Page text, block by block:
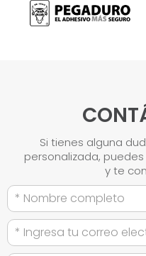
Si tienes alguna
personalizada,
y te